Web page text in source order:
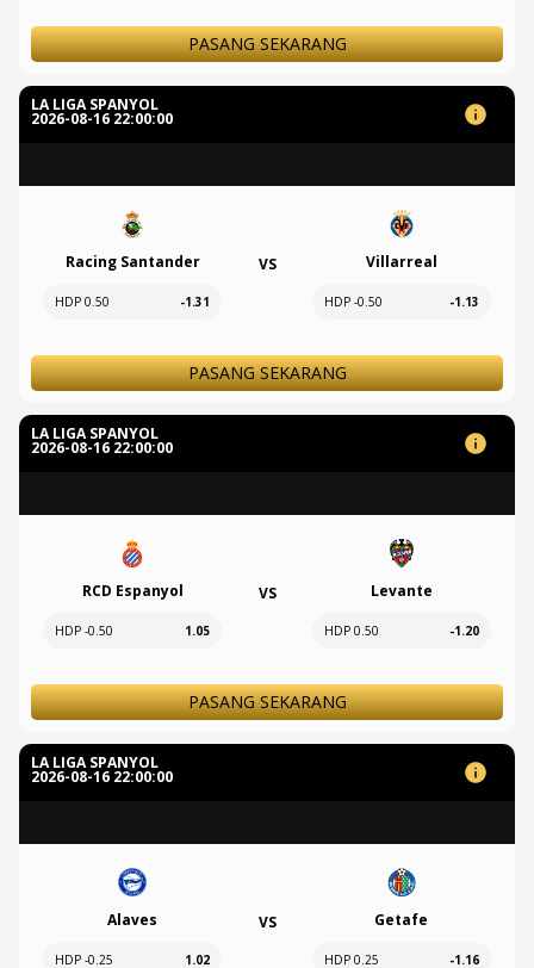
PASANG SEKARANG
LA LIGA SPANYOL
2026-08-16 22:00:00
Racing Santander
HDP 0.50 -1.31
VS Villarreal
HDP -0.50 -1.13
PASANG SEKARANG
LA LIGA SPANYOL
2026-08-16 22:00:00
RCD Espanyol
HDP -0.50 1.05
VS Levante
HDP 0.50 -1.20
PASANG SEKARANG
LA LIGA SPANYOL
2026-08-16 22:00:00
Alaves
HDP -0.25 1.02
VS Getafe
HDP 0.25 -1.16